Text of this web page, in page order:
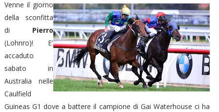
Venne il giorno
della sconfitta
di Pierro
(Lohnro)! E'
accaduto
sabato in
Australia nelle
Caulfield
Guineas G1 dove a battere il campione di Gai Waterhouse ci ha